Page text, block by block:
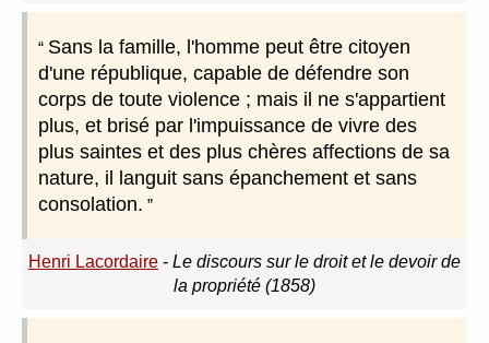
Sans la famille, l'homme peut être citoyen
d'une république, capable de défendre son
corps de toute violence ; mais il ne s'appartient
plus, et brisé par l'impuissance de vivre des
plus saintes et des plus chères affections de sa
nature, il languit sans épanchement et sans
consolation.
Henri Lacordaire - Le discours sur le droit et le devoir de
la propriété (1858)